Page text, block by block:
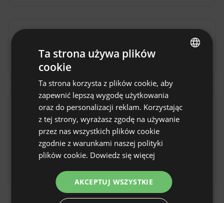
Kaucja(1000 PLN / przed przyjazdem)
Zasady obiektu
Godziny zameldowania: od 15:00 do 00:00
Godzina wymeldowania: Do 10:00
Bezpłatne anulowanie rezerwacji: do 7 dni przed
datą przyjazdu
SPANISH
GERMAN
DUTCH
Ta strona używa plików
cookie
Ta strona korzysta z plików cookie, aby
zapewnić lepszą wygodę użytkowania
oraz do personalizacji reklam. Korzystając
z tej strony, wyrażasz zgodę na używanie
przez nas wszystkich plików cookie
zgodnie z warunkami naszej polityki
plików cookie. Dowiedz się więcej
AKCEPTUJ WSZYSTKIE